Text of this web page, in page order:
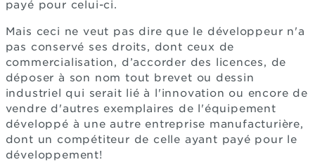
payé pour celui-ci.
Mais ceci ne veut pas dire que le développeur n'a
pas conservé ses droits, dont ceux de
commercialisation, d’accorder des licences, de
déposer à son nom tout brevet ou dessin
industriel qui serait lié à l'innovation ou encore de
vendre d'autres exemplaires de l'équipement
développé à une autre entreprise manufacturière,
dont un compétiteur de celle ayant payé pour le
développement!